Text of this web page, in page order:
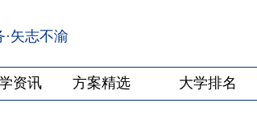
矢志不渝
资讯 方案精选 大学排名